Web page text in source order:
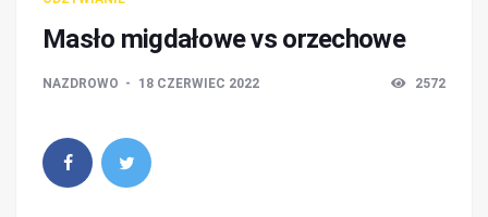
Masło migdałowe vs orzechowe
NAZDROWO 18 CZERWIEC 2022 2572